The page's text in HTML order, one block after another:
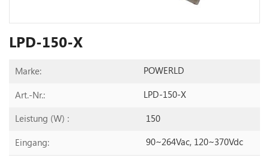
LPD-150-X
Marke: POWERLD
Art.-Nr.: LPD-150-X
Leistung (W) : 150
Eingang: 90~264Vac, 120~370Vdc